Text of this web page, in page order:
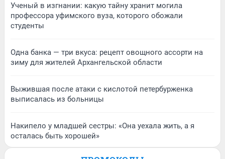
Ученый в изгнании: какую тайну хранит могила
профессора уфимского вуза, которого обожали
студенты
Одна банка — три вкуса: рецепт овощного ассорти на
зиму для жителей Архангельской области
Выжившая после атаки с кислотой петербурженка
выписалась из больницы
Накипело у младшей сестры: «Она уехала жить, а я
осталась быть хорошей»